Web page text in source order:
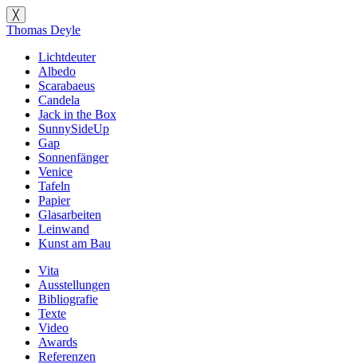
╳
Thomas Deyle
Lichtdeuter
Albedo
Scarabaeus
Candela
Jack in the Box
SunnySideUp
Gap
Sonnenfänger
Venice
Tafeln
Papier
Glasarbeiten
Leinwand
Kunst am Bau
Vita
Ausstellungen
Bibliografie
Texte
Video
Awards
Referenzen